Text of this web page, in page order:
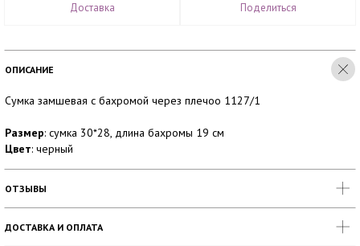
Доставка Поделиться
ОПИСАНИЕ
Сумка замшевая с бахромой через плечоо 1127/1
Размер: сумка 30*28, длина бахромы 19 см
Цвет: черный
ОТЗЫВЫ
ДОСТАВКА И ОПЛАТА